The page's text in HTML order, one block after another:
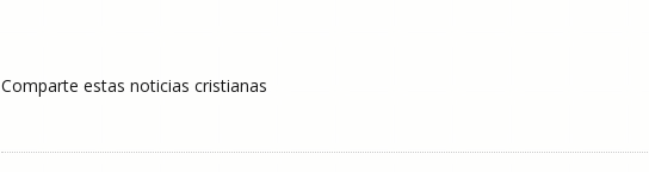
Comparte estas noticias cristianas